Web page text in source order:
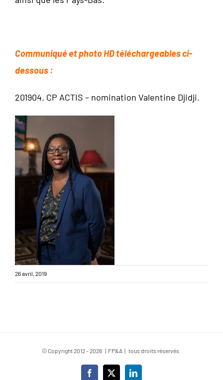
Communiqué et photo HD téléchargeables ci-
dessous :
201904. CP ACTIS – nomination Valentine Djidji.
26 avril, 2019
© Copyright 2012 -2026 | FP&A | tous droits réservés
Facebook
X LinkedIn